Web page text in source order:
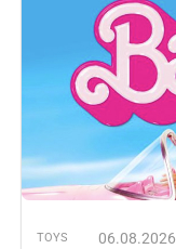
TOYS 06.08.2026